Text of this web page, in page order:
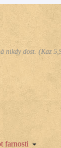
nikdy dost. (Kaz
farnosti